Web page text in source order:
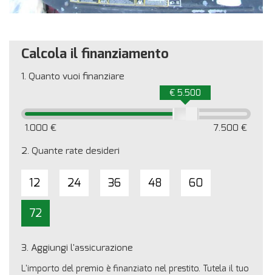
Calcola il finanziamento
1. Quanto vuoi finanziare
1.000 € 7.500 €
€ 5.500
2. Quante rate desideri
12 24 36 48 60
72
3. Aggiungi l'assicurazione
L'importo del premio è finanziato nel prestito. Tutela il tuo